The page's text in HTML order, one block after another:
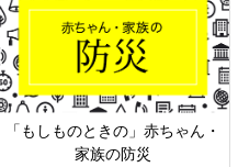
「もしものときの」赤ちゃん・
家族の防災